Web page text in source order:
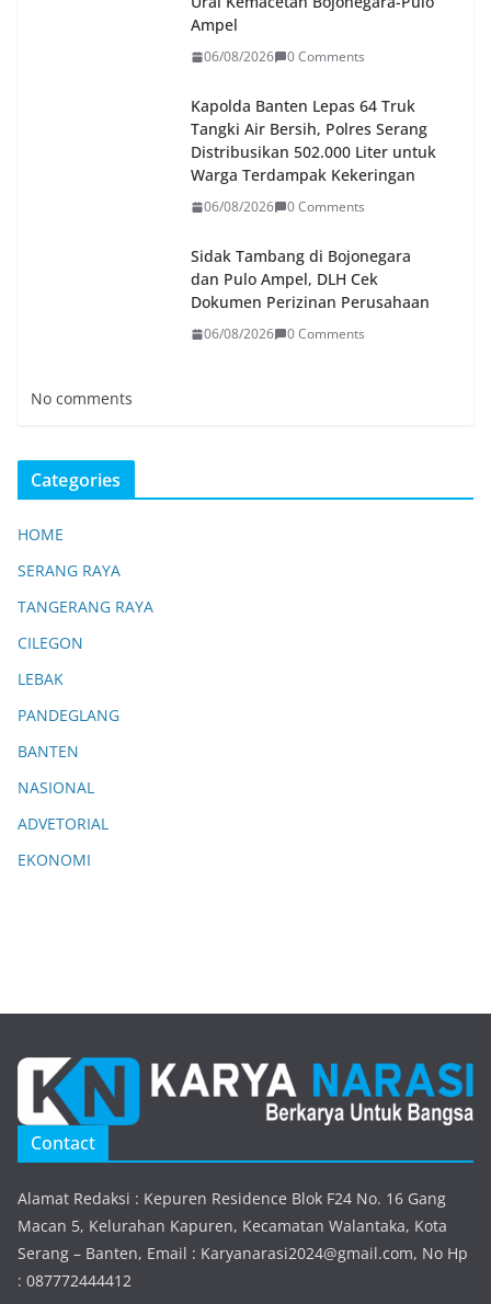
Ampel
06/08/2026 0 Comments
Kapolda Banten Lepas 64 Truk
Tangki Air Bersih, Polres Serang
Distribusikan 502.000 Liter untuk
Warga Terdampak Kekeringan
06/08/2026 0 Comments
Sidak Tambang di Bojonegara
dan Pulo Ampel, DLH Cek
Dokumen Perizinan Perusahaan
06/08/2026 0 Comments
No comments
Categories
HOME
SERANG RAYA
TANGERANG RAYA
CILEGON
LEBAK
PANDEGLANG
BANTEN
NASIONAL
ADVETORIAL
EKONOMI
Contact
Alamat Redaksi : Kepuren Residence Blok F24 No. 16 Gang
Macan 5, Kelurahan Kapuren, Kecamatan Walantaka, Kota
Serang – Banten, Email : Karyanarasi2024@gmail.com, No Hp
: 087772444412